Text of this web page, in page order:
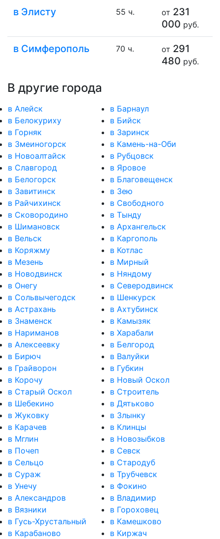
в Элисту 55 ч. от 231
000 руб.
в Симферополь 70 ч. от 291
480 руб.
В другие города
в Алейск
в Барнаул
в Белокуриху
в Бийск
в Горняк
в Заринск
в Змеиногорск
в Камень-на-Оби
в Новоалтайск
в Рубцовск
в Славгород
в Яровое
в Белогорск
в Благовещенск
в Завитинск
в Зею
в Райчихинск
в Свободного
в Сковородино
в Тынду
в Шимановск
в Архангельск
в Вельск
в Каргополь
в Коряжму
в Котлас
в Мезень
в Мирный
в Новодвинск
в Няндому
в Онегу
в Северодвинск
в Сольвычегодск
в Шенкурск
в Астрахань
в Ахтубинск
в Знаменск
в Камызяк
в Нариманов
в Харабали
в Алексеевку
в Белгород
в Бирюч
в Валуйки
в Грайворон
в Губкин
в Корочу
в Новый Оскол
в Старый Оскол
в Строитель
в Шебекино
в Дятьково
в Жуковку
в Злынку
в Карачев
в Клинцы
в Мглин
в Новозыбков
в Почеп
в Севск
в Сельцо
в Стародуб
в Сураж
в Трубчевск
в Унечу
в Фокино
в Александров
в Владимир
в Вязники
в Гороховец
в Гусь-Хрустальный
в Камешково
в Карабаново
в Киржач